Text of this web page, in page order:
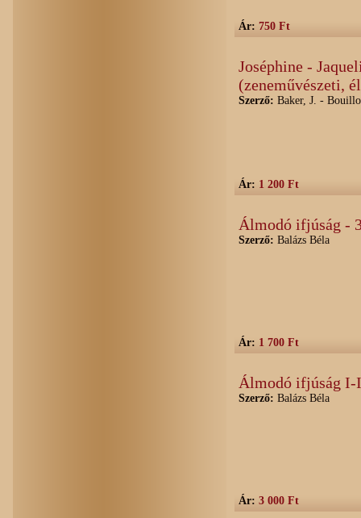
Ár: 750 Ft
Joséphine -
(zeneművészeti,
Szerző: Baker, J. -
Ár: 1 200 Ft
Álmodó ifjúság -
Szerző: Balázs Béla
Ár: 1 700 Ft
Álmodó ifjúság I-
Szerző: Balázs Béla
Ár: 3 000 Ft